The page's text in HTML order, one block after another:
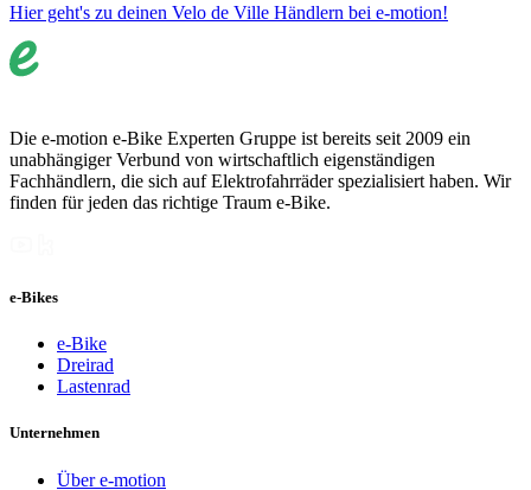
Hier geht's zu deinen Velo de Ville Händlern bei e-motion!
Die e-motion e-Bike Experten Gruppe ist bereits seit 2009 ein
unabhängiger Verbund von wirtschaftlich eigenständigen
Fachhändlern, die sich auf Elektrofahrräder spezialisiert haben. Wir
finden für jeden das richtige Traum e-Bike.
e-Bikes
e-Bike
Dreirad
Lastenrad
Unternehmen
Über e-motion